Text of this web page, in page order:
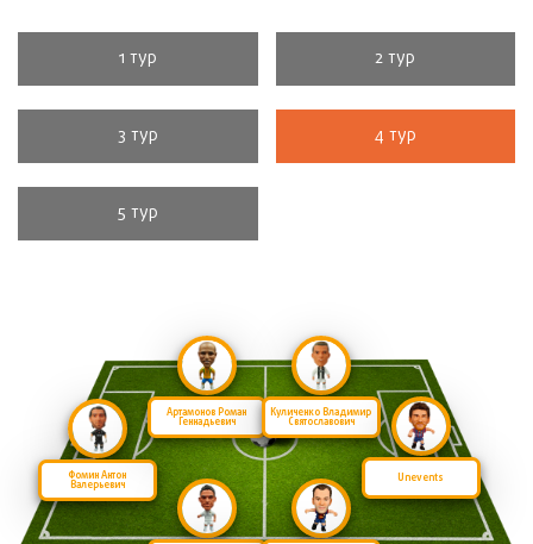
1 тур 2 тур
3 тур 4 тур
5 тур
Фомин Антон
Валерьевич
Артамонов Роман
Геннадьевич
Куличенко Владимир
Святославович
Unevents